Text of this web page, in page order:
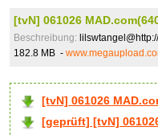
[tvN] 061026
Beschreibung:
182.8 MB -
[tvN] 061026
[geprüft] [tvN]